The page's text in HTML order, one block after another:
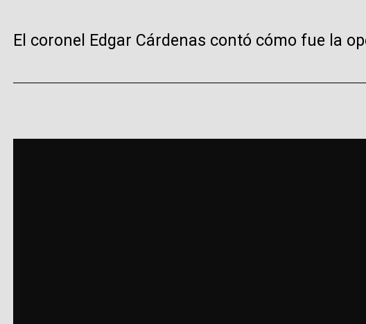
El coronel Edgar Cárdenas contó cómo fue la